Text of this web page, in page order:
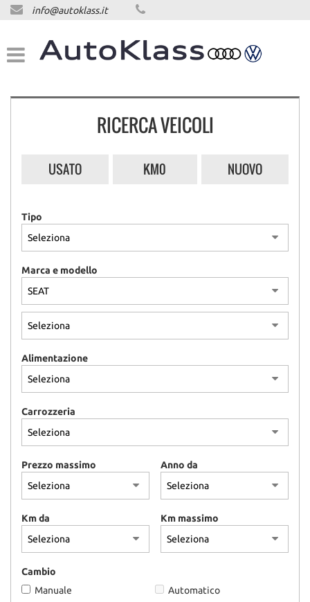
HOME
LISTA VEICOLI
ACQUISTIAMO USATO
NEWS
NEWS
AREA COMMERCIANTI
info@autoklass.it
RICERCA VEICOLI
USATO KM0 NUOVO
Tipo
Marca e modello
Alimentazione
Carrozzeria
Prezzo massimo Anno da
Km da Km massimo
Cambio
Manuale
Automatico